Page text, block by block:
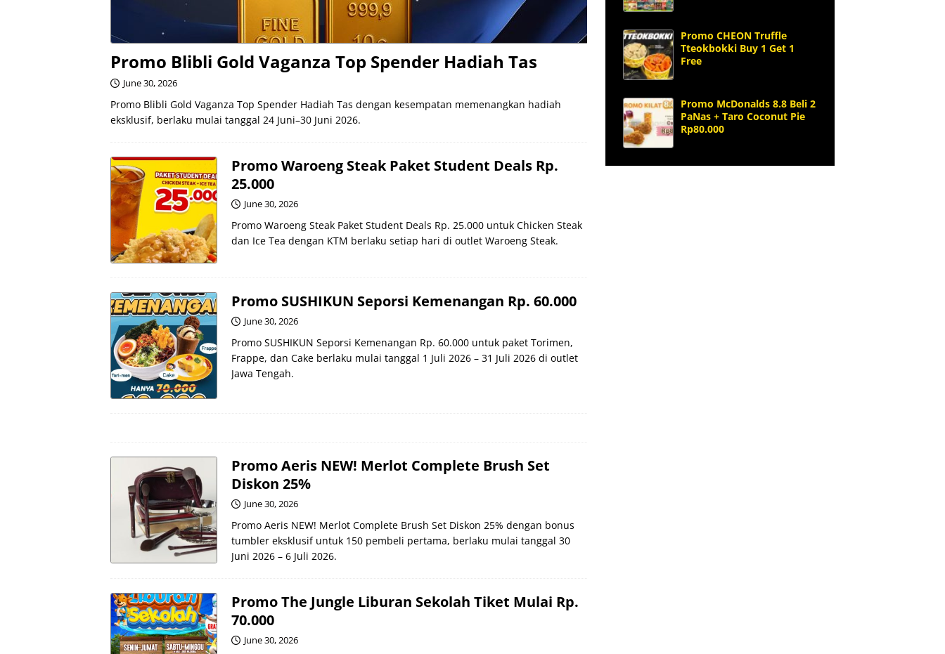
Promo Blibli Gold Vaganza Top Spender Hadiah Tas
June 30, 2026
Promo Blibli Gold Vaganza Top Spender Hadiah Tas dengan kesempatan memenangkan hadiah
eksklusif, berlaku mulai tanggal 24 Juni–30 Juni 2026.
Promo Waroeng Steak Paket Student Deals Rp.
25.000
June 30, 2026
Promo Waroeng Steak Paket Student Deals Rp. 25.000 untuk Chicken Steak
dan Ice Tea dengan KTM berlaku setiap hari di outlet Waroeng Steak.
Promo SUSHIKUN Seporsi Kemenangan Rp. 60.000
June 30, 2026
Promo SUSHIKUN Seporsi Kemenangan Rp. 60.000 untuk paket Torimen,
Frappe, dan Cake berlaku mulai tanggal 1 Juli 2026 – 31 Juli 2026 di outlet
Jawa Tengah.
Promo Aeris NEW! Merlot Complete Brush Set
Diskon 25%
June 30, 2026
Promo Aeris NEW! Merlot Complete Brush Set Diskon 25% dengan bonus
tumbler eksklusif untuk 150 pembeli pertama, berlaku mulai tanggal 30
Juni 2026 – 6 Juli 2026.
Promo The Jungle Liburan Sekolah Tiket Mulai Rp.
70.000
June 30, 2026
Promo CHEON Truffle
Tteokbokki Buy 1 Get 1
Free
Promo McDonalds 8.8 Beli 2
PaNas + Taro Coconut Pie
Rp80.000